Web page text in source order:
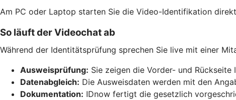
Am PC oder Laptop starten Sie die Video-Identifikation
So läuft der Videochat ab
Während der Identitätsprüfung sprechen Sie live mit einer
Ausweisprüfung: Sie zeigen die Vorder- und
Datenabgleich: Die Ausweisdaten werden mit den
Dokumentation: IDnow fertigt die gesetzlich